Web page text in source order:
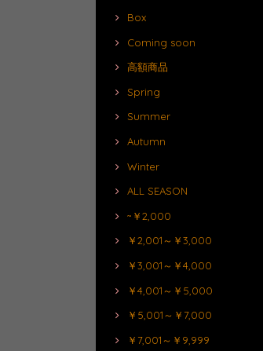
Box
Coming soon
高額商品
Spring
Summer
Autumn
Winter
ALL SEASON
~￥2,000
￥2,001～￥3,000
￥3,001～￥4,000
￥4,001～￥5,000
￥5,001～￥7,000
￥7,001～￥9,999